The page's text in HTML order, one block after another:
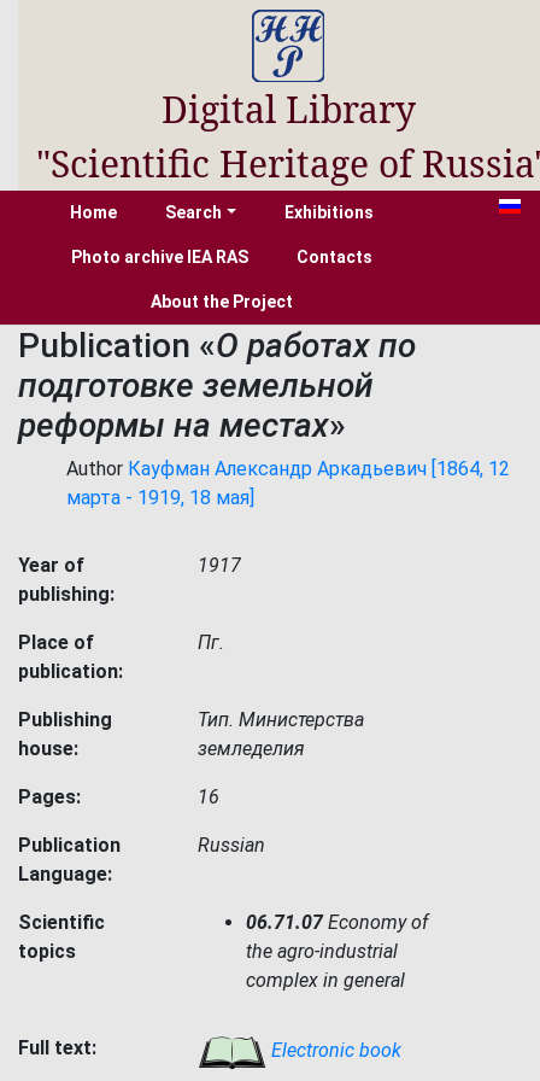
Digital Library
"Scientific Heritage of
Home Search Exhibitions
Photo archive IEA RAS Contacts
About the Project
Publication «О работах по
подготовке земельной
реформы на местах»
Author Кауфман Александр Аркадьевич [1864, 12
марта - 1919, 18 мая]
Year of
publishing:
1917
Place of
publication:
Пг.
Publishing
house:
Тип. Министерства
земледелия
Pages: 16
Publication
Language:
Russian
Scientific
topics
06.71.07Economy of
the agro-industrial
complex in general
Full text: Electronic book